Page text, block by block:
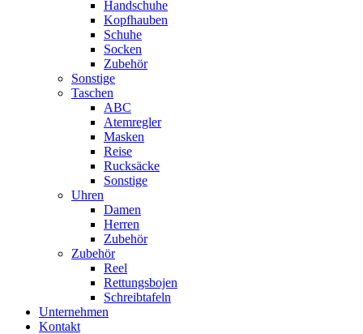
Handschuhe
Kopfhauben
Schuhe
Socken
Zubehör
Sonstige
Taschen
ABC
Atemregler
Masken
Reise
Rucksäcke
Sonstige
Uhren
Damen
Herren
Zubehör
Zubehör
Reel
Rettungsbojen
Schreibtafeln
Unternehmen
Kontakt